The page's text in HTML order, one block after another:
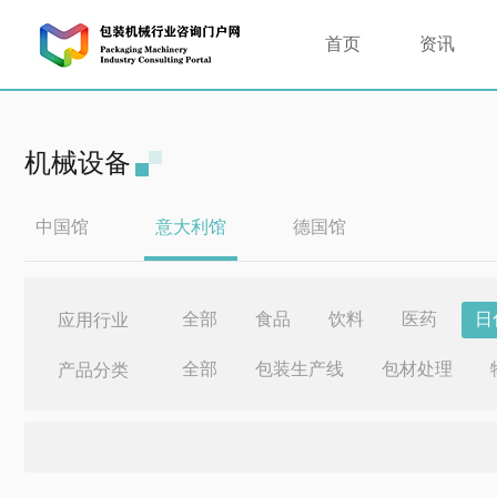
首页 资讯
机械设备
中国馆 意大利馆 德国馆
应用行业 全部 食品 饮料 医药
产品分类 全部 包装生产线 包材处理